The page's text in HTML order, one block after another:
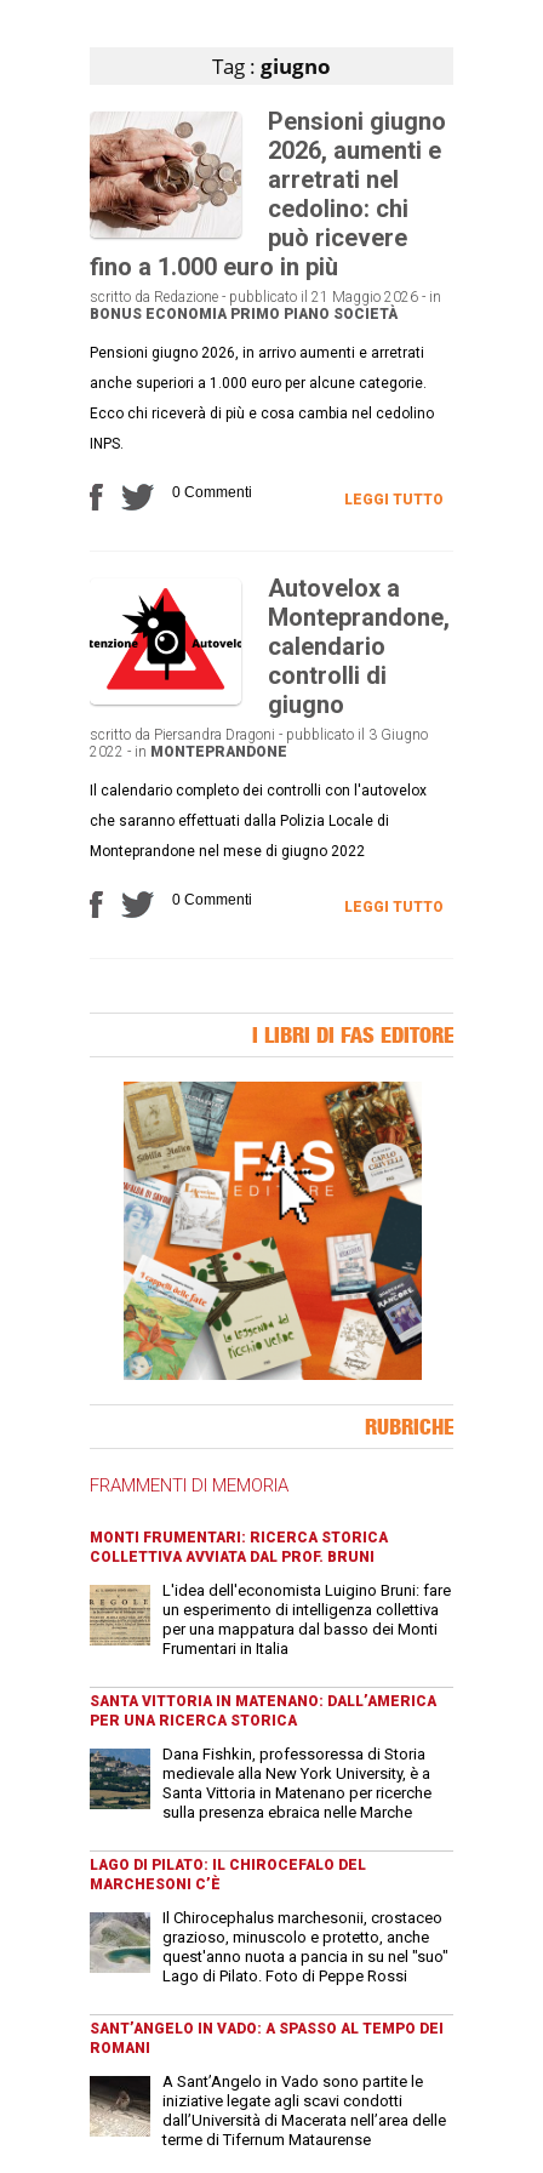
Tag : giugno
Pensioni giugno
2026, aumenti e
arretrati nel
cedolino: chi
può ricevere
fino a 1.000 euro in più
scritto da Redazione - pubblicato il 21 Maggio 2026 - in
BONUS ECONOMIA PRIMO PIANO SOCIETÀ
Pensioni giugno 2026, in arrivo aumenti e arretrati
anche superiori a 1.000 euro per alcune categorie.
Ecco chi riceverà di più e cosa cambia nel cedolino
INPS.
0 Commenti LEGGI TUTTO
Autovelox a
Monteprandone,
calendario
controlli di
giugno
scritto da Piersandra Dragoni - pubblicato il 3 Giugno
2022 - in MONTEPRANDONE
Il calendario completo dei controlli con l'autovelox
che saranno effettuati dalla Polizia Locale di
Monteprandone nel mese di giugno 2022
0 Commenti LEGGI TUTTO
I LIBRI DI FAS EDITORE
RUBRICHE
FRAMMENTI DI MEMORIA
MONTI FRUMENTARI: RICERCA STORICA
COLLETTIVA AVVIATA DAL PROF. BRUNI
L'idea dell'economista Luigino Bruni: fare
un esperimento di intelligenza collettiva
per una mappatura dal basso dei Monti
Frumentari in Italia
SANTA VITTORIA IN MATENANO: DALL’AMERICA
PER UNA RICERCA STORICA
Dana Fishkin, professoressa di Storia
medievale alla New York University, è a
Santa Vittoria in Matenano per ricerche
sulla presenza ebraica nelle Marche
LAGO DI PILATO: IL CHIROCEFALO DEL
MARCHESONI C’È
Il Chirocephalus marchesonii, crostaceo
grazioso, minuscolo e protetto, anche
quest'anno nuota a pancia in su nel "suo"
Lago di Pilato. Foto di Peppe Rossi
SANT’ANGELO IN VADO: A SPASSO AL TEMPO DEI
ROMANI
A Sant’Angelo in Vado sono partite le
iniziative legate agli scavi condotti
dall’Università di Macerata nell’area delle
terme di Tifernum Mataurense